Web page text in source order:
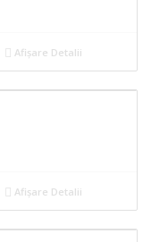
Afișare Detalii
Afișare Detalii